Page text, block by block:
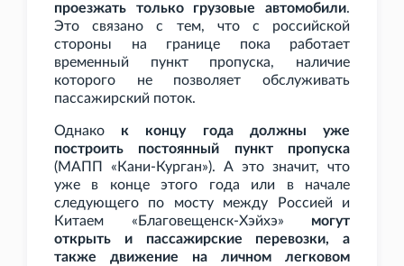
проезжать только грузовые автомобили.
Это связано с тем, что с российской
стороны на границе пока работает
временный пункт пропуска, наличие
которого не позволяет обслуживать
пассажирский поток.
Однако к концу года должны уже
построить постоянный пункт пропуска
(МАПП «Кани-Курган»). А это значит, что
уже в конце этого года или в начале
следующего по мосту между Россией и
Китаем «Благовещенск-Хэйхэ» могут
открыть и пассажирские перевозки, а
также движение на личном легковом